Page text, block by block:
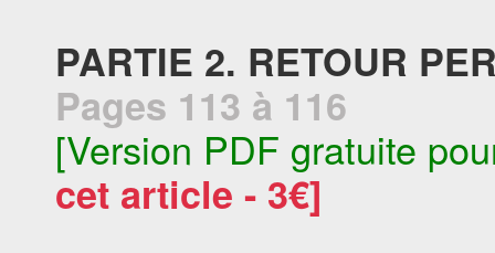
PARTIE 2. RETOUR
Pages 113 à 116
[Version PDF gratuite
cet article - 3€]